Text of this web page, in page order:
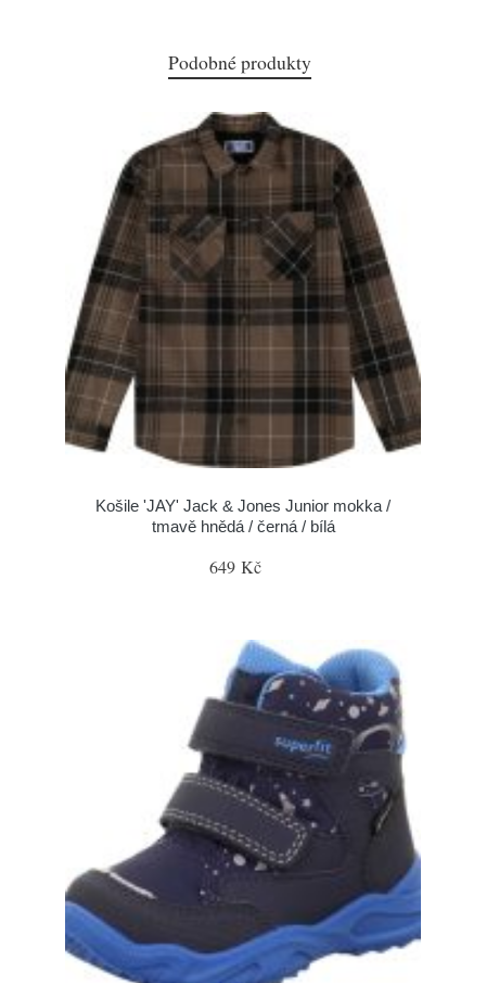
Podobné produkty
Košile 'JAY' Jack & Jones Junior mokka /
tmavě hnědá / černá / bílá
649 Kč